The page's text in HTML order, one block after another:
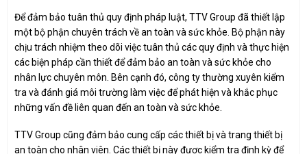
Để đảm bảo tuân thủ quy định pháp luật, TTV Group đã thiết lập
một bộ phận chuyên trách về an toàn và sức khỏe. Bộ phận này
chịu trách nhiệm theo dõi việc tuân thủ các quy định và thực hiện
các biện pháp cần thiết để đảm bảo an toàn và sức khỏe cho
nhân lực chuyên môn. Bên cạnh đó, công ty thường xuyên kiểm
tra và đánh giá môi trường làm việc để phát hiện và khắc phục
những vấn đề liên quan đến an toàn và sức khỏe.
TTV Group cũng đảm bảo cung cấp các thiết bị và trang thiết bị
an toàn cho nhân viên. Các thiết bị này được kiểm tra định kỳ để